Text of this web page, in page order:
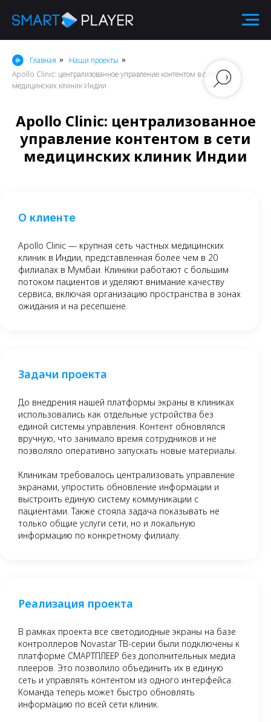
Главная » Наши проекты »
Apollo Clinic: централизованное управление контентом в сети
медицинских клиник Индии
Apollo Clinic: централизованное
управление контентом в сети
медицинских клиник Индии
О клиенте
Apollo Clinic — крупная сеть частных медицинских
клиник в Индии, представленная более чем в 20
филиалах в Мумбаи. Клиники работают с большим
потоком пациентов и уделяют внимание качеству
сервиса, включая организацию пространства в зонах
ожидания и на ресепшене.
Задачи проекта
До внедрения нашей платформы экраны в клиниках
использовались как отдельные устройства без
единой системы управления. Контент обновлялся
вручную, что занимало время сотрудников и не
позволяло оперативно запускать новые материалы.
Клиникам требовалось централизовать управление
экранами, упростить обновление информации и
выстроить единую систему коммуникации с
пациентами. Также стояла задача показывать не
только общие услуги сети, но и локальную
информацию по конкретному филиалу.
Реализация проекта
В рамках проекта все светодиодные экраны на базе
контроллеров Novastar ТВ-серии были подключены к
платформе СМАРТПЛЕЕР без дополнительных медиа
плееров. Это позволило объединить их в единую
сеть и управлять контентом из одного интерфейса.
Команда теперь может быстро обновлять
информацию по всей сети клиник.